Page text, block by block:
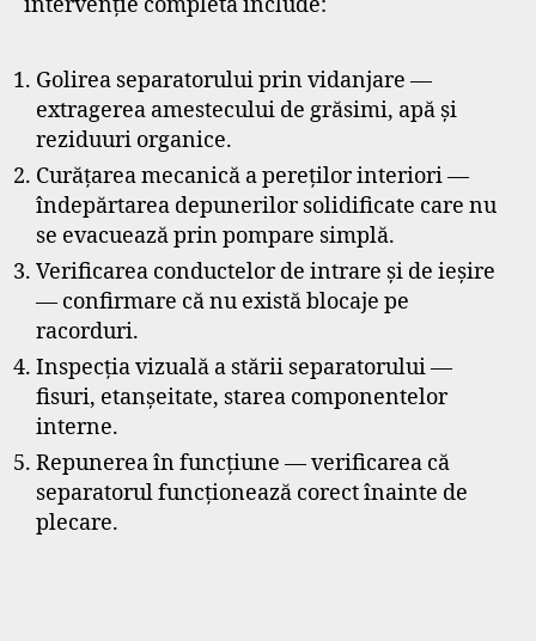
Golirea separatorului prin vidanjare —
extragerea amestecului de grăsimi, apă și
reziduuri organice.
Curățarea mecanică a pereților interiori —
îndepărtarea depunerilor solidificate care nu
se evacuează prin pompare simplă.
Verificarea conductelor de intrare și de ieșire
— confirmare că nu există blocaje pe
racorduri.
Inspecția vizuală a stării separatorului —
fisuri, etanșeitate, starea componentelor
interne.
Repunerea în funcțiune — verificarea că
separatorul funcționează corect înainte de
plecare.